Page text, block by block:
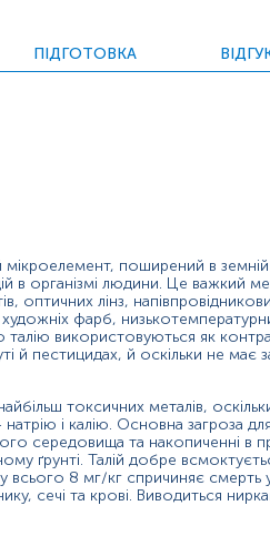
випадання волосся,
підприємств з підвищеним
або щурячих отрут;
інших продуктів;
ПІДГОТОВКА
поширений в земній
в організмі людини. Це важкий
оптичних лінз,
фарб,
талію використовуються як
й пестицидах, й оскільки не має
токсичних металів,
натрію і калію. Основна загроза
середовища та накопиченні в
ґрунті. Талій добре
8 мг/кг спричиняє смерть
сечі та крові. Виводиться